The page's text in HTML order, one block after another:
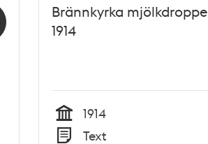
Brännkyrka mjölkdroppe
1914
Tid
1914
Text